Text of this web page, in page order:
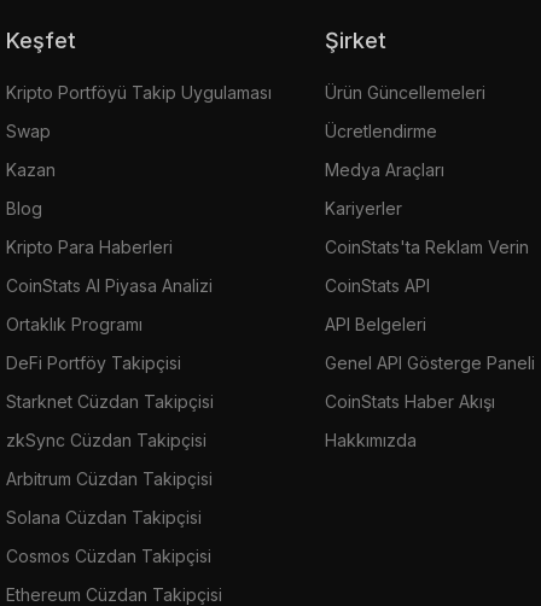
Keşfet
Kripto Portföyü Takip Uygulaması
Swap
Kazan
Blog
Kripto Para Haberleri
CoinStats AI Piyasa Analizi
Ortaklık Programı
DeFi Portföy Takipçisi
Starknet Cüzdan Takipçisi
zkSync Cüzdan Takipçisi
Arbitrum Cüzdan Takipçisi
Solana Cüzdan Takipçisi
Cosmos Cüzdan Takipçisi
Ethereum Cüzdan Takipçisi
Şirket
Ürün Güncellemeleri
Ücretlendirme
Medya Araçları
Kariyerler
CoinStats'ta Reklam Verin
CoinStats API
API Belgeleri
Genel API Gösterge Paneli
CoinStats Haber Akışı
Hakkımızda